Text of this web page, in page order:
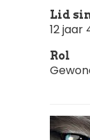
Lid
12 jaar
Rol